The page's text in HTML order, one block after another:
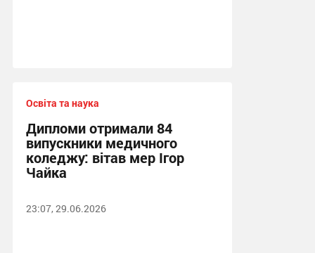
Освіта та наука
Дипломи отримали 84
випускники медичного
коледжу: вітав мер Ігор
Чайка
23:07, 29.06.2026